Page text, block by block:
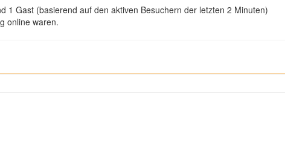
1 Gast (basierend auf den aktiven Besuchern der letzten 2 Minuten)
online waren.